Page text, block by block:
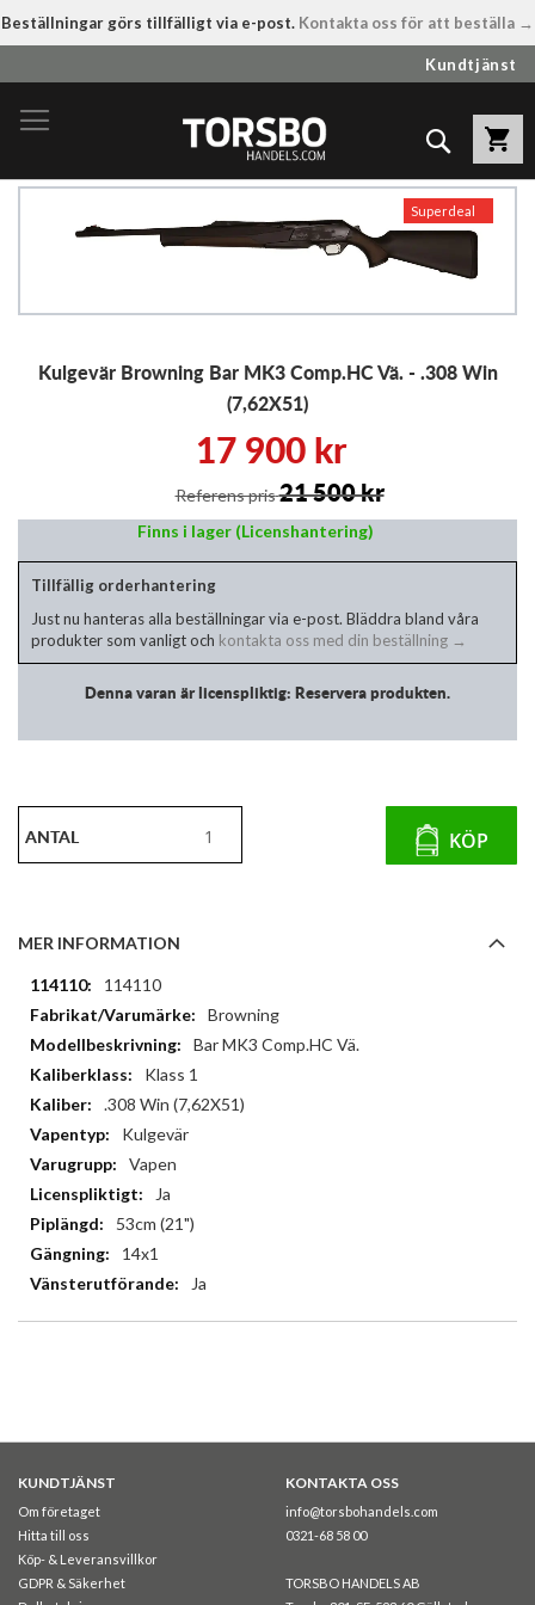
Beställningar görs tillfälligt via e-post. Kontakta oss för att beställa →
till
innehållet
Kundtjänst
Sök
Superdeal
Kulgevär Browning Bar MK3 Comp.HC Vä. - .308 Win
(7,62X51)
17 900 kr
Referens pris21 500 kr
Finns i lager (Licenshantering)
Tillfällig orderhantering
Just nu hanteras alla beställningar via e-post. Bläddra bland våra
produkter som vanligt och kontakta oss med din beställning →
Denna varan är licenspliktig: Reservera produkten.
ANTAL KÖP
MER INFORMATION
Mer
information
114110
Browning
Bar MK3 Comp.HC Vä.
Klass 1
.308 Win (7,62X51)
Kulgevär
Vapen
Ja
53cm (21")
14x1
Ja
KUNDTJÄNST
Om företaget
Hitta till oss
Köp- & Leveransvillkor
GDPR & Säkerhet
KONTAKTA OSS
info@torsbohandels.com
0321-68 58 00
TORSBO HANDELS AB